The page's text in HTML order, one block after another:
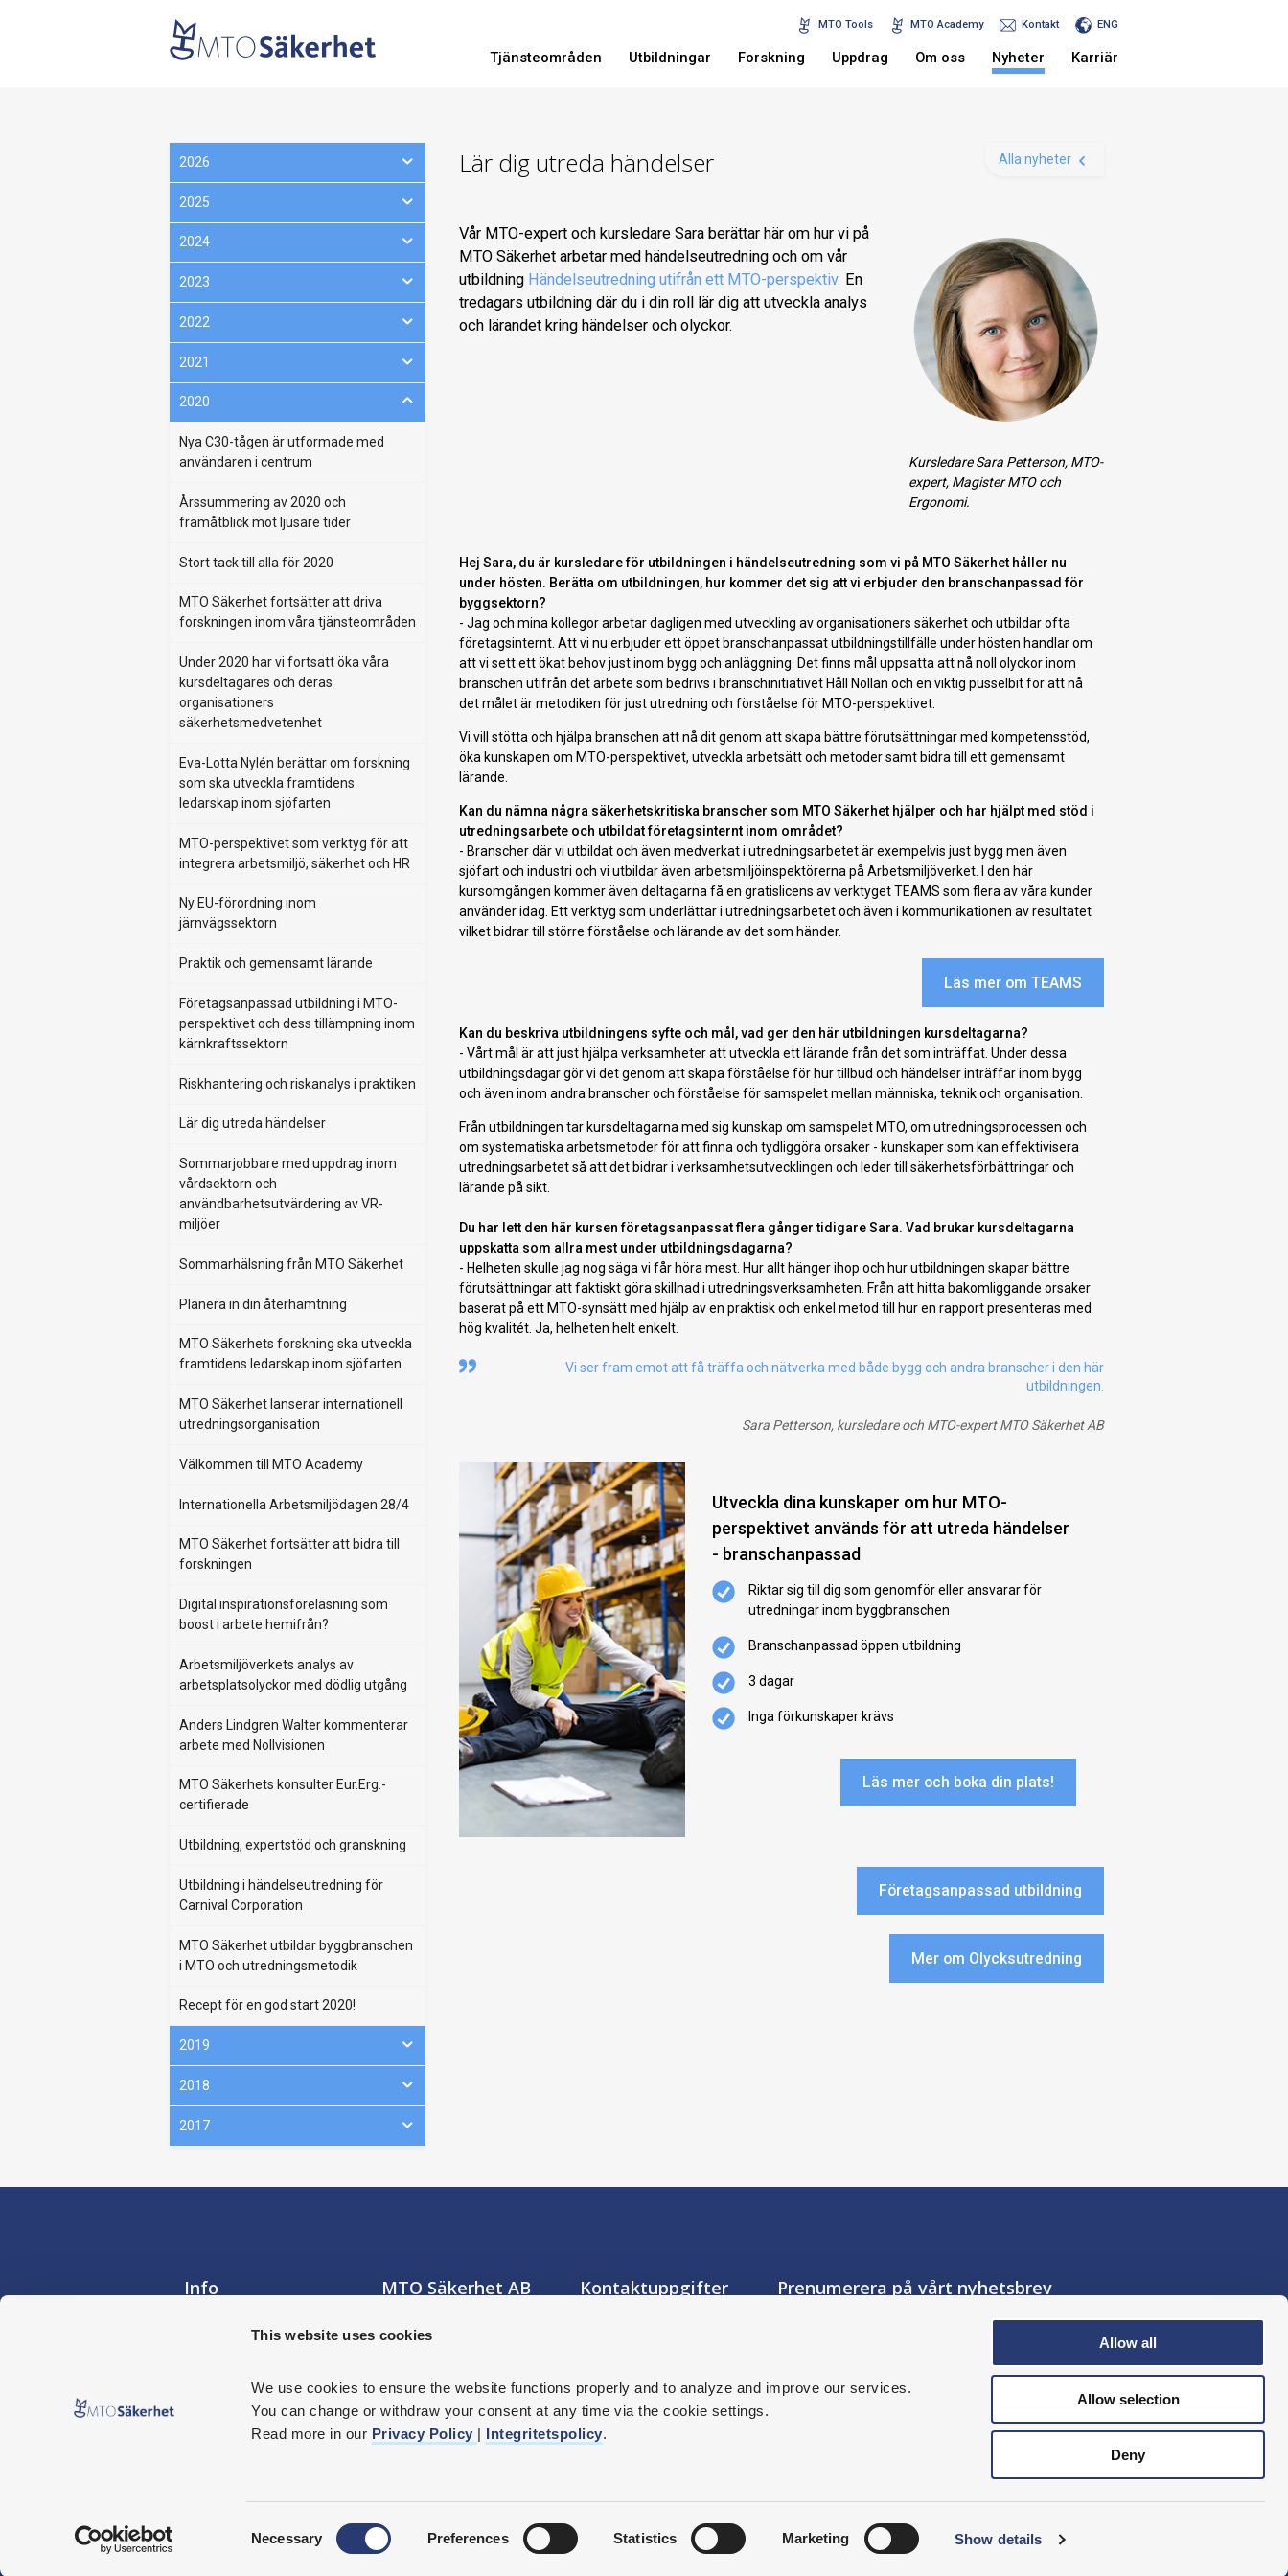
This website uses cookies
We use cookies to ensure the website functions properly and to analyze and improve our services.
You can change or withdraw your consent at any time via the cookie settings.
Read more in our Privacy Policy | Integritetspolicy.
Necessary Preferences Statistics Marketing Show details
Allow all
Allow selection
Deny
MTO Tools MTO Academy Kontakt ENG
Tjänsteområden Utbildningar Forskning Uppdrag Om oss Nyheter Karriär
2026
2025
2024
2023
2022
2021
2020
Nya C30-tågen är utformade med
användaren i centrum
Årssummering av 2020 och
framåtblick mot ljusare tider
Stort tack till alla för 2020
MTO Säkerhet fortsätter att driva
forskningen inom våra tjänsteområden
Under 2020 har vi fortsatt öka våra
kursdeltagares och deras
organisationers
säkerhetsmedvetenhet
Eva-Lotta Nylén berättar om forskning
som ska utveckla framtidens
ledarskap inom sjöfarten
MTO-perspektivet som verktyg för att
integrera arbetsmiljö, säkerhet och HR
Ny EU-förordning inom
järnvägssektorn
Praktik och gemensamt lärande
Företagsanpassad utbildning i MTO-
perspektivet och dess tillämpning inom
kärnkraftssektorn
Riskhantering och riskanalys i praktiken
Lär dig utreda händelser
Sommarjobbare med uppdrag inom
vårdsektorn och
användbarhetsutvärdering av VR-
miljöer
Sommarhälsning från MTO Säkerhet
Planera in din återhämtning
MTO Säkerhets forskning ska utveckla
framtidens ledarskap inom sjöfarten
MTO Säkerhet lanserar internationell
utredningsorganisation
Välkommen till MTO Academy
Internationella Arbetsmiljödagen 28/4
MTO Säkerhet fortsätter att bidra till
forskningen
Digital inspirationsföreläsning som
boost i arbete hemifrån?
Arbetsmiljöverkets analys av
arbetsplatsolyckor med dödlig utgång
Anders Lindgren Walter kommenterar
arbete med Nollvisionen
MTO Säkerhets konsulter Eur.Erg.-
certifierade
Utbildning, expertstöd och granskning
Utbildning i händelseutredning för
Carnival Corporation
MTO Säkerhet utbildar byggbranschen
i MTO och utredningsmetodik
Recept för en god start 2020!
2019
2018
2017
Alla nyheter
Lär dig utreda händelser
Vår MTO-expert och kursledare Sara berättar här om hur vi på
MTO Säkerhet arbetar med händelseutredning och om vår
utbildning Händelseutredning utifrån ett MTO-perspektiv. En
tredagars utbildning där du i din roll lär dig att utveckla analys
och lärandet kring händelser och olyckor.
Kursledare Sara Petterson, MTO-
expert, Magister MTO och
Ergonomi.
Hej Sara, du är kursledare för utbildningen i händelseutredning som vi på MTO Säkerhet håller nu
under hösten. Berätta om utbildningen, hur kommer det sig att vi erbjuder den branschanpassad för
byggsektorn?
- Jag och mina kollegor arbetar dagligen med utveckling av organisationers säkerhet och utbildar ofta
företagsinternt. Att vi nu erbjuder ett öppet branschanpassat utbildningstillfälle under hösten handlar om
att vi sett ett ökat behov just inom bygg och anläggning. Det finns mål uppsatta att nå noll olyckor inom
branschen utifrån det arbete som bedrivs i branschinitiativet Håll Nollan och en viktig pusselbit för att nå
det målet är metodiken för just utredning och förståelse för MTO-perspektivet.
Vi vill stötta och hjälpa branschen att nå dit genom att skapa bättre förutsättningar med kompetensstöd,
öka kunskapen om MTO-perspektivet, utveckla arbetsätt och metoder samt bidra till ett gemensamt
lärande.
Kan du nämna några säkerhetskritiska branscher som MTO Säkerhet hjälper och har hjälpt med stöd i
utredningsarbete och utbildat företagsinternt inom området?
- Branscher där vi utbildat och även medverkat i utredningsarbetet är exempelvis just bygg men även
sjöfart och industri och vi utbildar även arbetsmiljöinspektörerna på Arbetsmiljöverket. I den här
kursomgången kommer även deltagarna få en gratislicens av verktyget TEAMS som flera av våra kunder
använder idag. Ett verktyg som underlättar i utredningsarbetet och även i kommunikationen av resultatet
vilket bidrar till större förståelse och lärande av det som händer.
Läs mer om TEAMS
Kan du beskriva utbildningens syfte och mål, vad ger den här utbildningen kursdeltagarna?
- Vårt mål är att just hjälpa verksamheter att utveckla ett lärande från det som inträffat. Under dessa
utbildningsdagar gör vi det genom att skapa förståelse för hur tillbud och händelser inträffar inom bygg
och även inom andra branscher och förståelse för samspelet mellan människa, teknik och organisation.
Från utbildningen tar kursdeltagarna med sig kunskap om samspelet MTO, om utredningsprocessen och
om systematiska arbetsmetoder för att finna och tydliggöra orsaker - kunskaper som kan effektivisera
utredningsarbetet så att det bidrar i verksamhetsutvecklingen och leder till säkerhetsförbättringar och
lärande på sikt.
Du har lett den här kursen företagsanpassat flera gånger tidigare Sara. Vad brukar kursdeltagarna
uppskatta som allra mest under utbildningsdagarna?
- Helheten skulle jag nog säga vi får höra mest. Hur allt hänger ihop och hur utbildningen skapar bättre
förutsättningar att faktiskt göra skillnad i utredningsverksamheten. Från att hitta bakomliggande orsaker
baserat på ett MTO-synsätt med hjälp av en praktisk och enkel metod till hur en rapport presenteras med
hög kvalitét. Ja, helheten helt enkelt.
Vi ser fram emot att få träffa och nätverka med både bygg och andra branscher i den här
utbildningen.
Sara Petterson, kursledare och MTO-expert MTO Säkerhet AB
Utveckla dina kunskaper om hur MTO-
perspektivet används för att utreda händelser
- branschanpassad
Riktar sig till dig som genomför eller ansvarar för
utredningar inom byggbranschen
Branschanpassad öppen utbildning
3 dagar
Inga förkunskaper krävs
Läs mer och boka din plats!
Företagsanpassad utbildning
Mer om Olycksutredning
Info
Nyhetsarkiv
MTO Säkerhet AB
Besöksadress
Postadress
Box 17107
104 62 Stockholm
Kontaktuppgifter Prenumerera på vårt nyhetsbrev
Integritetspolicy. *